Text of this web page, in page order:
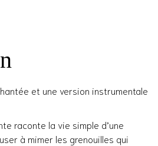
et une version instrumentale
raconte la vie simple d’une
à mimer les grenouilles qui